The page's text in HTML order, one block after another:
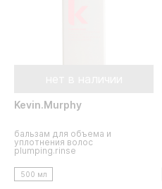
Kevin.Murphy
бальзам для объема и
уплотнения волос
plumping.rinse
500 мл